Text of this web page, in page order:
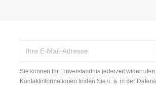
Sie können Ihr Einverständnis jederzeit
Kontaktinformationen finden Sie u. a. in der